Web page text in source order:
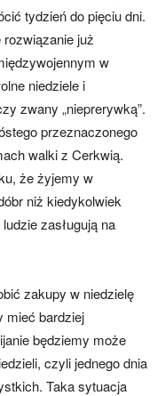
tydzień do pięciu dni.
już
w
niedziele i
zwany „nieprerywką”.
przeznaczonego
walki z Cerkwią.
że żyjemy w
niż kiedykolwiek
zasługują na
zakupy w niedzielę
mieć bardziej
będziemy może
czyli jednego dnia
Taka sytuacja